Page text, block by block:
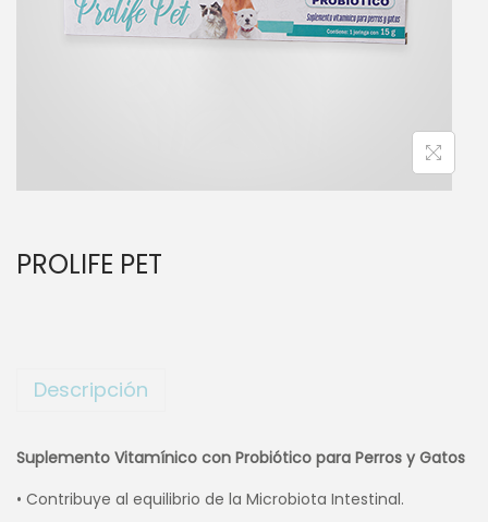
a
i
PROLIFE PET
Descripción
Suplemento Vitamínico con Probiótico para Perros y Gatos
• Contribuye al equilibrio de la Microbiota Intestinal.